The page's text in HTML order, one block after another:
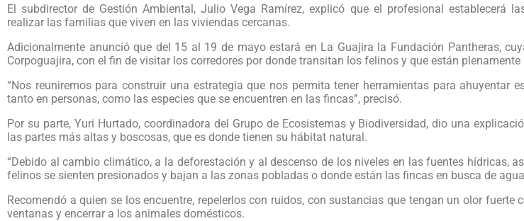
El subdirector de Gestión Ambiental, Julio Vega Ramírez, explicó que el profesional establecerá
realizar las familias que viven en las viviendas cercanas.
Adicionalmente anunció que del 15 al 19 de mayo estará en La Guajira la Fundación Pantheras,
Corpoguajira, con el fin de visitar los corredores por donde transitan los felinos y que están
“Nos reuniremos para construir una estrategia que nos permita tener herramientas para ahuyentar
tanto en personas, como las especies que se encuentren en las fincas”, precisó.
Por su parte, Yuri Hurtado, coordinadora del Grupo de Ecosistemas y Biodiversidad, dio una
las partes más altas y boscosas, que es donde tienen su hábitat natural.
“Debido al cambio climático, a la deforestación y al descenso de los niveles en las fuentes hídricas,
felinos se sienten presionados y bajan a las zonas pobladas o donde están las fincas en busca de
Recomendó a quien se los encuentre, repelerlos con ruidos, con sustancias que tengan un olor fuerte
ventanas y encerrar a los animales domésticos.